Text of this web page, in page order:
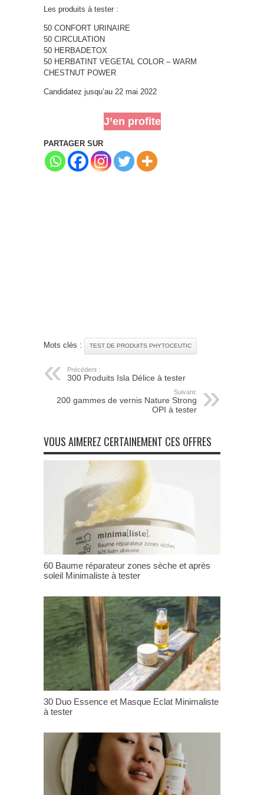
Les produits à tester :
50 CONFORT URINAIRE
50 CIRCULATION
50 HERBADETOX
50 HERBATINT VEGETAL COLOR – WARM
CHESTNUT POWER
Candidatez jusqu’au 22 mai 2022
J’en profite
PARTAGER SUR
Mots clés : TEST DE PRODUITS PHYTOCEUTIC
Précédent :
300 Produits Isla Délice à tester
Suivant:
200 gammes de vernis Nature Strong
OPI à tester
VOUS AIMEREZ CERTAINEMENT CES OFFRES
60 Baume réparateur zones sèche et après
soleil Minimaliste à tester
30 Duo Essence et Masque Eclat Minimaliste
à tester